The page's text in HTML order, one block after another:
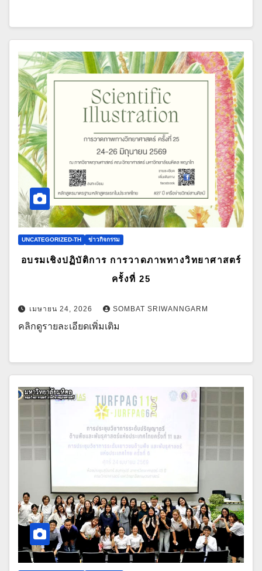
UNCATEGORIZED-TH ข่าวกิจกรรม
อบรมเชิงปฏิบัติการ การวาดภาพทางวิทยาศาสตร์
ครั้งที่ 25
เมษายน 24, 2026 SOMBAT SRIWANNGARM
คลิกดูรายละเอียดเพิ่มเติม